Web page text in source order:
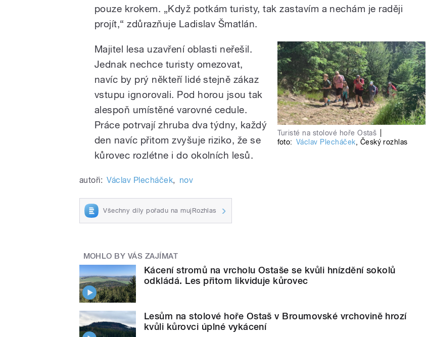
pouze krokem. „Když potkám turisty, tak zastavím a nechám je raději
projít,“ zdůrazňuje Ladislav Šmatlán.
Turisté na stolové hoře Ostaš
foto: Václav Plecháček, Český rozhlas
Majitel lesa uzavření oblasti neřešil.
Jednak nechce turisty omezovat,
navíc by prý někteří lidé stejně zákaz
vstupu ignorovali. Pod horou jsou tak
alespoň umístěné varovné cedule.
Práce potrvají zhruba dva týdny, každý
den navíc přitom zvyšuje riziko, že se
kůrovec rozlétne i do okolních lesů.
autoři: Václav Plecháček, nov
Všechny díly pořadu na mujRozhlas
MOHLO BY VÁS ZAJÍMAT
Kácení stromů na vrcholu Ostaše se kvůli hnízdění sokolů
odkládá. Les přitom likviduje kůrovec
Lesům na stolové hoře Ostaš v Broumovské vrchovině hrozí
kvůli kůrovci úplné vykácení